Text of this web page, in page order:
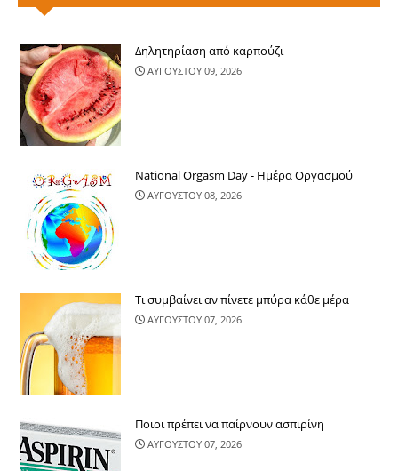
Δηλητηρίαση από καρπούζι
ΑΥΓΟΥΣΤΟΥ 09, 2026
National Orgasm Day - Ημέρα Oργασμού
ΑΥΓΟΥΣΤΟΥ 08, 2026
Τι συμβαίνει αν πίνετε μπύρα κάθε μέρα
ΑΥΓΟΥΣΤΟΥ 07, 2026
Ποιοι πρέπει να παίρνουν ασπιρίνη
ΑΥΓΟΥΣΤΟΥ 07, 2026